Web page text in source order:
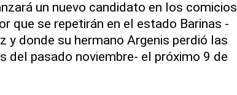
un nuevo candidato en los comicios
que se repetirán en el estado Barinas -
y donde su hermano Argenis perdió las
del pasado noviembre- el próximo 9 de